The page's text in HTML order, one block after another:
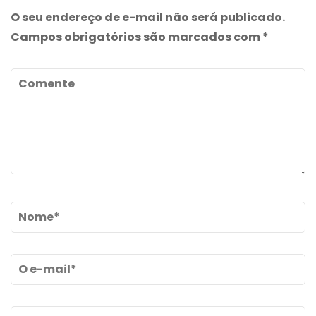
O seu endereço de e-mail não será publicado.
Campos obrigatórios são marcados com*
Comente
Name *
Email*